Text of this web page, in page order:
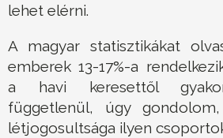
lehet elérni.
A magyar statisztikákat
emberek 13-17%-a
a havi keresettől
függetlenül, úgy
létjogosultsága ilyen